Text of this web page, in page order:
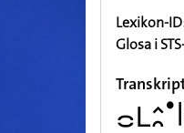
Lexikon-
Glosa i